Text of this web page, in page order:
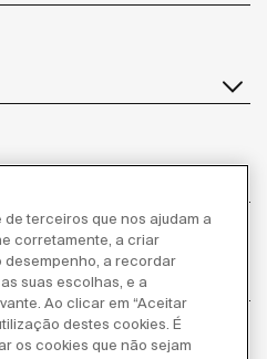
nos
terceiros que nos ajudam a
corretamente, a criar
desempenho, a recordar
suas escolhas, e a
Ao clicar em “Aceitar
destes cookies. É
os cookies que não sejam